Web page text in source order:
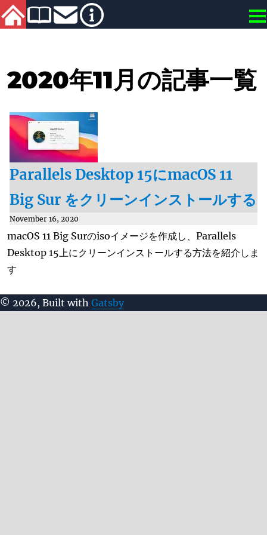
2020年11月の記事一覧
Parallels Desktop 15にmacOS 11
Big Sur をクリーンインストールする
November 16, 2020
macOS 11 Big Surのisoイメージを作成し、Parallels
Desktop 15上にクリーンインストールする方法を紹介しま
す
© 2026, Built with Gatsby